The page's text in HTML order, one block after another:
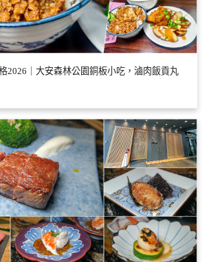
2026｜大安森林公園銅板小吃，滷肉飯貢丸